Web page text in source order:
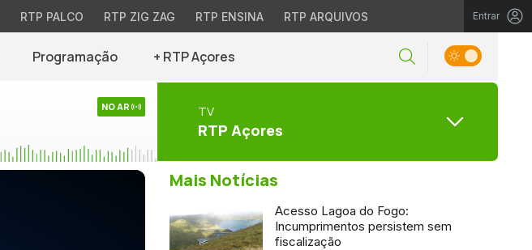
RTP PALCO RTP ZIG ZAG RTP ENSINA RTP ARQUIVOS Entrar
Programação + RTP Açores
NO AR TV
RTP Açores
Mais Notícias
Acesso Lagoa do Fogo:
Incumprimentos persistem sem
fiscalização